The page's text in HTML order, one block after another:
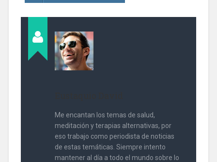
Me encantan los temas de salud,
meditación y terapias alternativas, por
eso trabajo como periodista de noticias
de estas temáticas. Siempre intento
mantener al día a todo el mundo sobre lo